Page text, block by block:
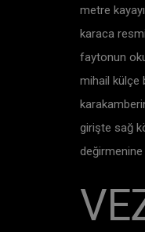
metre
karaca
faytonun
mihail külçe
girişte sağ
değirmenine